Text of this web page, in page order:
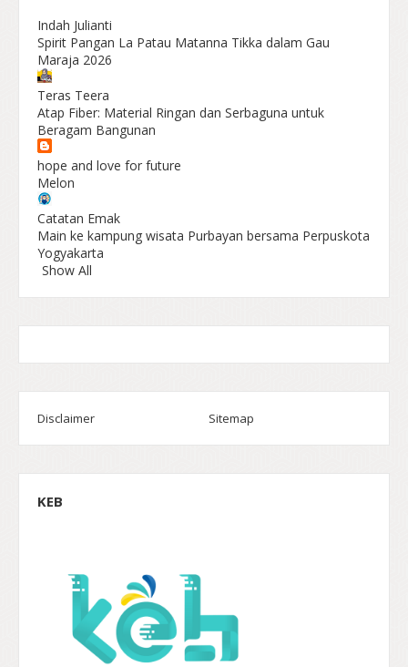
Indah Julianti
Spirit Pangan La Patau Matanna Tikka dalam Gau
Maraja 2026
Teras Teera
Atap Fiber: Material Ringan dan Serbaguna untuk
Beragam Bangunan
hope and love for future
Melon
Catatan Emak
Main ke kampung wisata Purbayan bersama Perpuskota
Yogyakarta
Show All
Disclaimer Sitemap
KEB